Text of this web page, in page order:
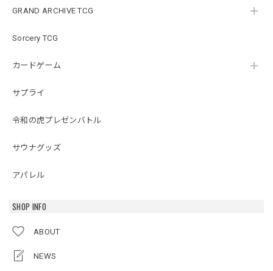
GRAND ARCHIVE TCG
Sorcery TCG
カードゲーム
サプライ
令和の虎プレゼンバトル
サウナグッズ
アパレル
SHOP INFO
ABOUT
NEWS